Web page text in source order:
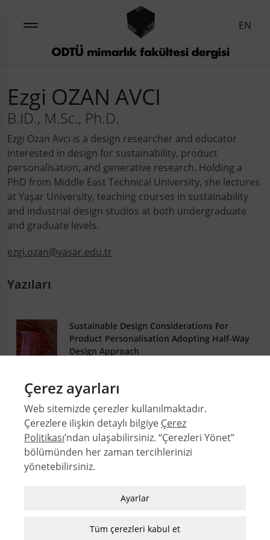
EN
Ezgi OZAN AVCI
B.ID., M.Sc., Ph.D.
Ezgi Ozan Avcı is a design researcher and educator
interested in design for sustainability, product
personalisation, and generative research. Holding a
PhD from Middle East Technical University, she lectures
at Yaşar University, teaching courses in sustainability
and industrial design studios at both undergraduate
and graduate levels.
ezgi.ozan@yasar.edu.tr
Yazıları
42-2
Sustainable Design Considerations For
Product Personalisation Adopting Half-Way
Design Approach
DOI: 10.4305/METU.JFA.2025.2.8
.PDF
Çerez ayarları
Web sitemizde çerezler kullanılmaktadır.
Çerezlere ilişkin detaylı bilgiye Çerez
Politikası’ndan ulaşabilirsiniz. “Çerezleri Yönet”
bölümünden her zaman tercihlerinizi
yönetebilirsiniz.
Zorunlu / Teknik Çerezler
özelliklerinden faydalanabilmek için kullanılan
Ayarlar
Tüm çerezleri kabul et
© 2026 Orta Doğu Teknik Üniversitesi Mimarlık Fakültesi
Yazarlar
MFD Yazı Kılavuzu